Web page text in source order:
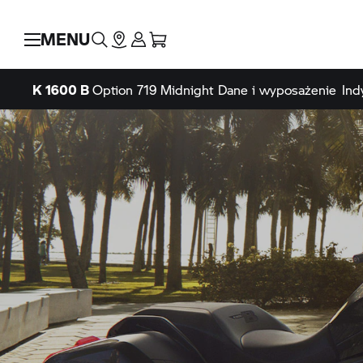
MENU
K 1600 BOption 719 Midnight Dane i wyposażenie